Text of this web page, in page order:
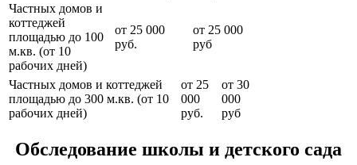
Частных домов и
коттеджей
площадью до 100
м.кв. (от 10
рабочих дней)
от 25 000
руб.
от 25 000
руб
Частных домов и коттеджей
площадью до 300 м.кв. (от 10
рабочих дней)
от 25
000
руб.
от 30
000
руб
Обследование школы и детского сада